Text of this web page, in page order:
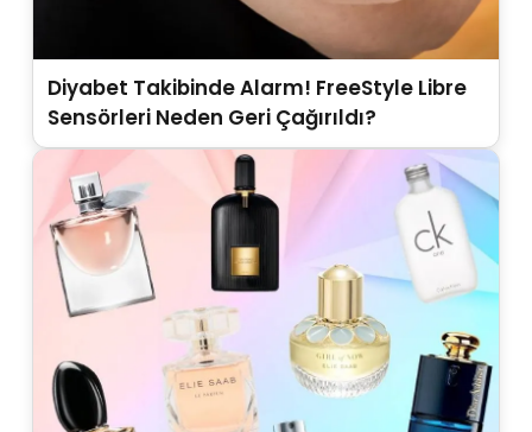
Diyabet Takibinde Alarm! FreeStyle Libre
Sensörleri Neden Geri Çağırıldı?